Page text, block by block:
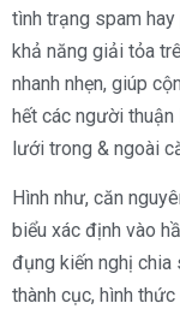
tình trạng spam
khả năng giải tỏa
nhanh nhẹn, giúp
hết các người
lưới trong & ngoài
Hình như, căn
biểu xác định vào
đụng kiến nghị
thành cục, hình